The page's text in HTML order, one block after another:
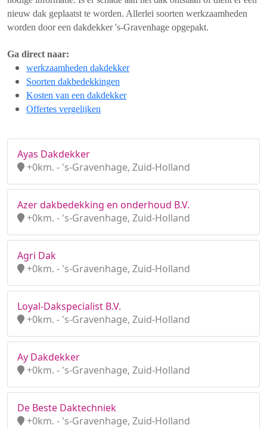
nieuw dak geplaatst te worden. Allerlei soorten werkzaamheden
worden door een dakdekker 's-Gravenhage opgepakt.
Ga direct naar:
werkzaamheden dakdekker
Soorten dakbedekkingen
Kosten van een dakdekker
Offertes vergelijken
Ayas Dakdekker
+0km. - 's-Gravenhage, Zuid-Holland
Azer dakbedekking en onderhoud B.V.
+0km. - 's-Gravenhage, Zuid-Holland
Agri Dak
+0km. - 's-Gravenhage, Zuid-Holland
Loyal-Dakspecialist B.V.
+0km. - 's-Gravenhage, Zuid-Holland
Ay Dakdekker
+0km. - 's-Gravenhage, Zuid-Holland
De Beste Daktechniek
+0km. - 's-Gravenhage, Zuid-Holland